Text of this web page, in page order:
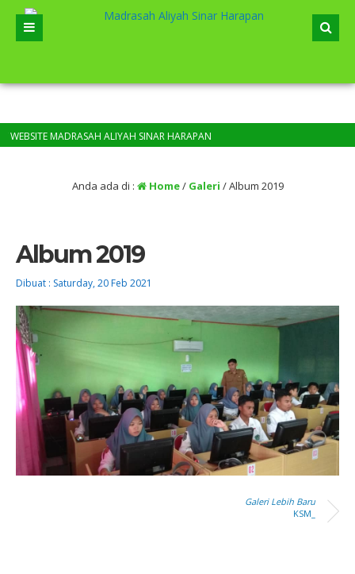
MADRASAH ALIYAH SINAR HARAPAN
Anda ada di : Home/ Galeri /Album 2019
Album 2019
Dibuat : Saturday, 20 Feb 2021
Galeri Lebih Baru
KSM_